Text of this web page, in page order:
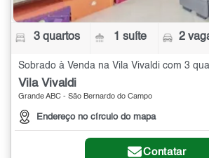
3 quartos 1 suíte 2
Sobrado à Venda na Vila Vivaldi com 3
Vila Vivaldi
Grande ABC - São Bernardo do Campo
Endereço no círculo do mapa
Contatar